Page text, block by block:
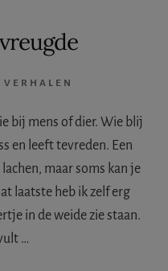
bij mens of dier. Wie blij
en leeft tevreden. Een
maar soms kan je
laatste heb ik zelf erg
in de weide zie staan.
…